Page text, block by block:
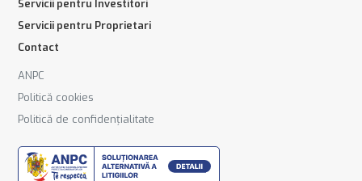
Servicii pentru Investitori
Servicii pentru Proprietari
Contact
ANPC
Politică cookies
Politică de confidențialitate